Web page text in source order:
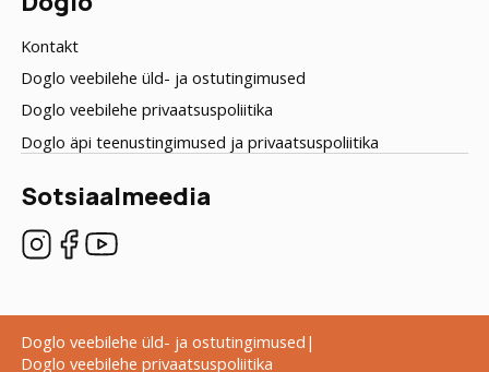
Kontakt
Doglo veebilehe üld- ja ostutingimused
Doglo veebilehe privaatsuspoliitika
Doglo äpi teenustingimused ja privaatsuspoliitika
Sotsiaalmeedia
Doglo veebilehe üld- ja ostutingimused
Doglo veebilehe privaatsuspoliitika